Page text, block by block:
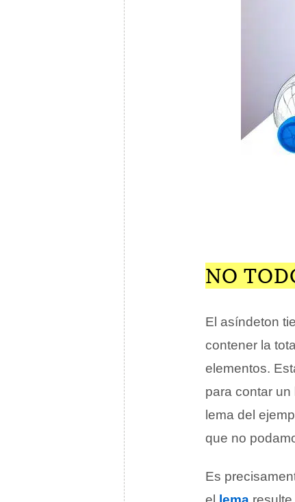
NO
El asíndeton
contener la
elementos.
para contar
lema del
que no
Es